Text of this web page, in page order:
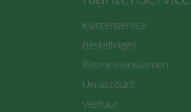
Klantenservice
Bestellingen
Retourvoorwaarden
Uw account
Verhuur